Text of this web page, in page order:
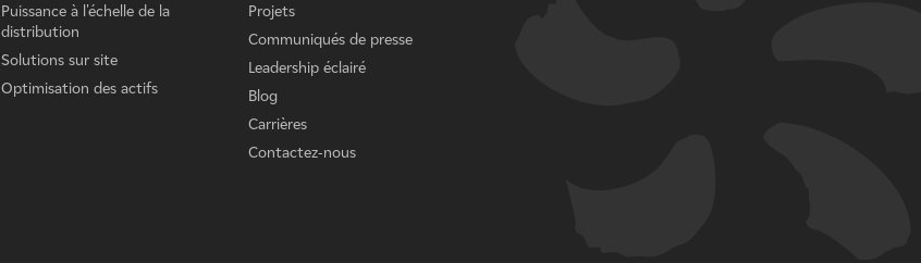
Puissance à l'échelle de la
distribution
Solutions sur site
Optimisation des actifs
Projets
Communiqués de presse
Leadership éclairé
Blog
Carrières
Contactez-nous